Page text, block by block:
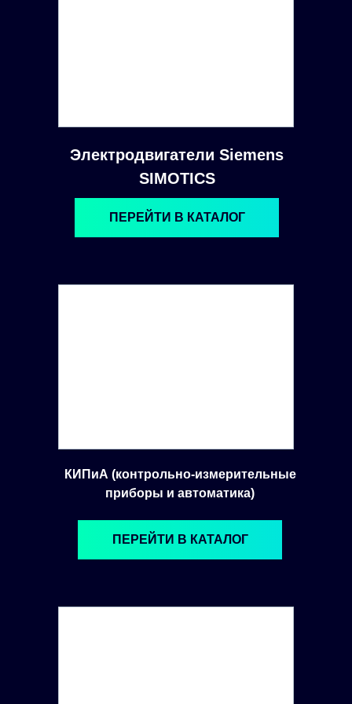
Электродвигатели Siemens
SIMOTICS
ПЕРЕЙТИ В КАТАЛОГ
КИПиА (контрольно-измерительные
приборы и автоматика)
ПЕРЕЙТИ В КАТАЛОГ